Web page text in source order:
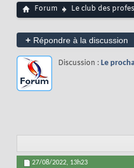
Forum Le club des
+ Répondre à la discussion
Discussion : Le
27/08/2022, 13h23